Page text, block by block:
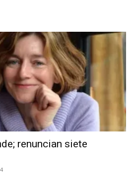
renuncian siete